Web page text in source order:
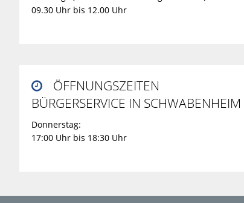
09.30 Uhr bis 12.00 Uhr

ÖFFNUNGSZEITEN
BÜRGERSERVICE IN SCHWABENHEIM
Donnerstag:
17:00 Uhr bis 18:30 Uhr